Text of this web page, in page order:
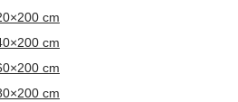
cm
cm
cm
cm